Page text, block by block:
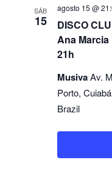
SÁB
15
agosto 15 @
DISCO
Ana
21h
MusivaAv.
Porto,
Brazil